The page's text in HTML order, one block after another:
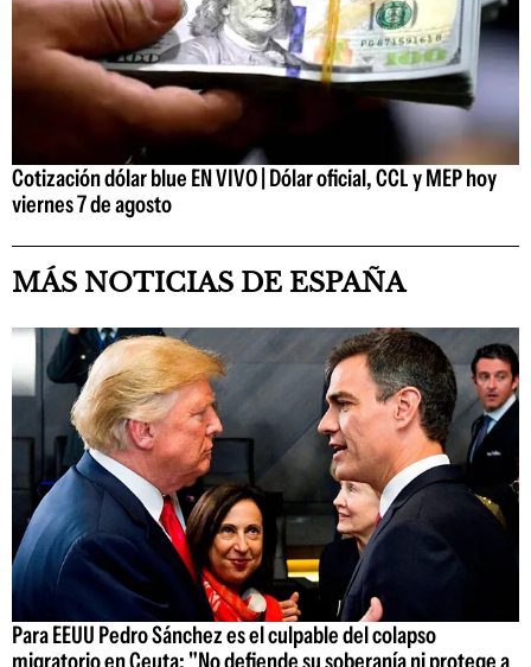
Cotización dólar blue EN VIVO | Dólar oficial, CCL y MEP hoy
viernes 7 de agosto
MÁS NOTICIAS DE ESPAÑA
Para EEUU Pedro Sánchez es el culpable del colapso
migratorio en Ceuta: "No defiende su soberanía ni protege a